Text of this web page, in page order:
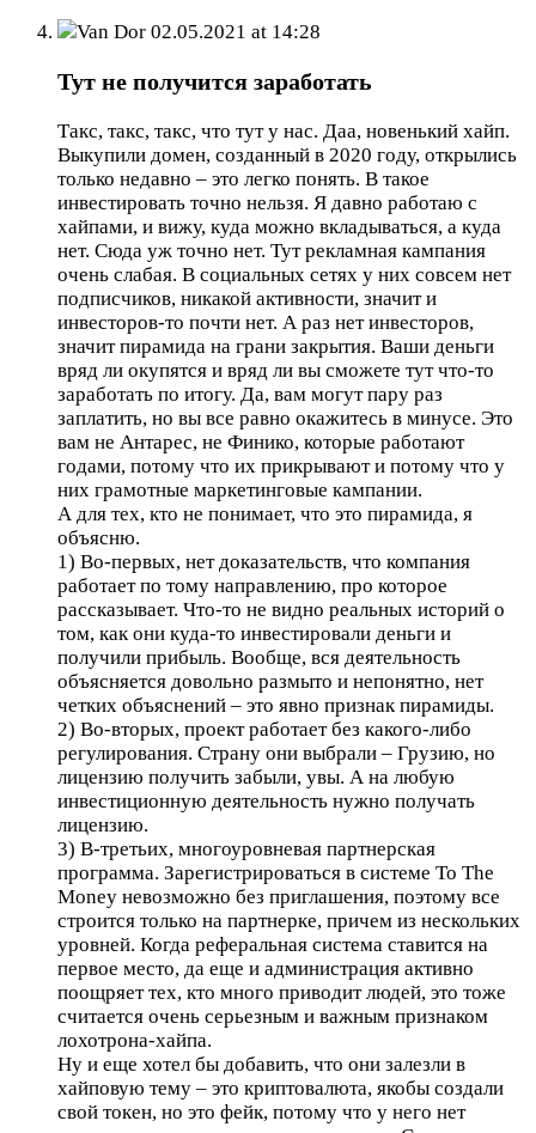
Van Dor 02.05.2021 at 14:28
Тут не получится заработать
Такс, такс, такс, что тут у нас. Даа, новенький хайп.
Выкупили домен, созданный в 2020 году, открылись
только недавно – это легко понять. В такое
инвестировать точно нельзя. Я давно работаю с
хайпами, и вижу, куда можно вкладываться, а куда
нет. Сюда уж точно нет. Тут рекламная кампания
очень слабая. В социальных сетях у них совсем нет
подписчиков, никакой активности, значит и
инвесторов-то почти нет. А раз нет инвесторов,
значит пирамида на грани закрытия. Ваши деньги
вряд ли окупятся и вряд ли вы сможете тут что-то
заработать по итогу. Да, вам могут пару раз
заплатить, но вы все равно окажитесь в минусе. Это
вам не Антарес, не Финико, которые работают
годами, потому что их прикрывают и потому что у
них грамотные маркетинговые кампании.
А для тех, кто не понимает, что это пирамида, я
объясню.
1) Во-первых, нет доказательств, что компания
работает по тому направлению, про которое
рассказывает. Что-то не видно реальных историй о
том, как они куда-то инвестировали деньги и
получили прибыль. Вообще, вся деятельность
объясняется довольно размыто и непонятно, нет
четких объяснений – это явно признак пирамиды.
2) Во-вторых, проект работает без какого-либо
регулирования. Страну они выбрали – Грузию, но
лицензию получить забыли, увы. А на любую
инвестиционную деятельность нужно получать
лицензию.
3) В-третьих, многоуровневая партнерская
программа. Зарегистрироваться в системе To The
Money невозможно без приглашения, поэтому все
строится только на партнерке, причем из нескольких
уровней. Когда реферальная система ставится на
первое место, да еще и администрация активно
поощряет тех, кто много приводит людей, это тоже
считается очень серьезным и важным признаком
лохотрона-хайпа.
Ну и еще хотел бы добавить, что они залезли в
хайповую тему – это криптовалюта, якобы создали
свой токен, но это фейк, потому что у него нет